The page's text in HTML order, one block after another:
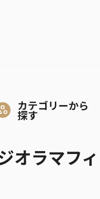
カテゴリーから
探す
オラマフィ